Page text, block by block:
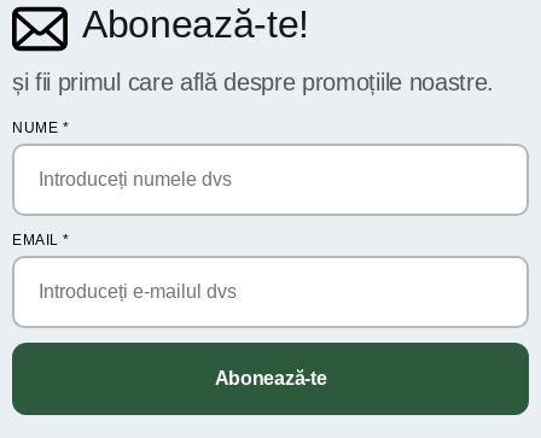
Abonează-te!
și fii primul care află despre promoțiile noastre.
NUME *
EMAIL *
Abonează-te